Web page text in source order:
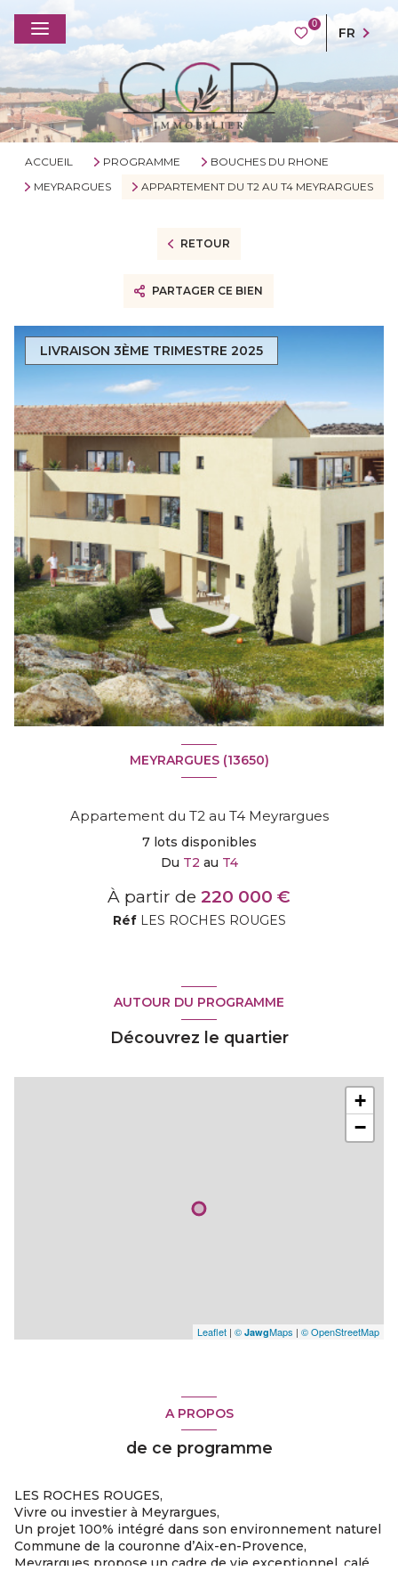
0
FR
ACCUEIL PROGRAMME
BOUCHES DU RHONE
MEYRARGUES
APPARTEMENT DU T2 AU T4 MEYRARGUES
RETOUR
PARTAGER CE BIEN
LIVRAISON 3ÈME TRIMESTRE 2025
MEYRARGUES (13650)
Appartement du T2 au T4 Meyrargues
7lots disponibles
Du T2 au T4
À partir de 220 000 €
Réf LES ROCHES ROUGES
AUTOUR DU PROGRAMME
Découvrez le quartier
+
−
Leaflet | © JawgMaps | © OpenStreetMap
A PROPOS
de ce programme
LES ROCHES ROUGES,
Vivre ou investier à Meyrargues,
Un projet 100% intégré dans son environnement naturel
Commune de la couronne d’Aix-en-Provence,
Meyrargues propose un cadre de vie exceptionnel, calé